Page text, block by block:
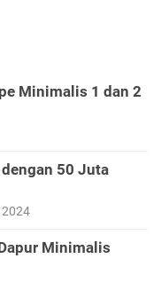
Minimalis 1 dan 2
50 Juta
2024
Minimalis